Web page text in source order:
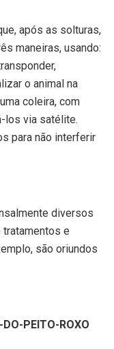
após as solturas,
maneiras, usando:
o animal na
coleira, com
los via satélite.
para não interferir
diversos
e
são oriundos
DO-PEITO-ROXO